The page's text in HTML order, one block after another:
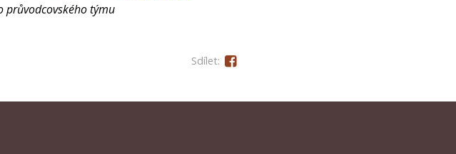
průvodcovského týmu
Sdílet: